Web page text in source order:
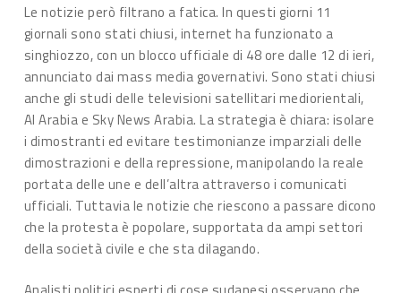
Le notizie però filtrano a fatica. In questi giorni 11
giornali sono stati chiusi, internet ha funzionato a
singhiozzo, con un blocco ufficiale di 48 ore dalle 12 di ieri,
annunciato dai mass media governativi. Sono stati chiusi
anche gli studi delle televisioni satellitari mediorientali,
Al Arabia e Sky News Arabia. La strategia è chiara: isolare
i dimostranti ed evitare testimonianze imparziali delle
dimostrazioni e della repressione, manipolando la reale
portata delle une e dell’altra attraverso i comunicati
ufficiali. Tuttavia le notizie che riescono a passare dicono
che la protesta è popolare, supportata da ampi settori
della società civile e che sta dilagando.